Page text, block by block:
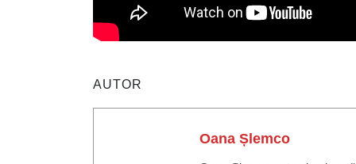
AUTOR
Oana Șlemco